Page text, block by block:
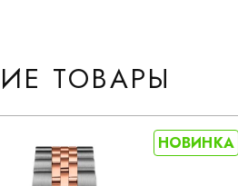
ТОВАРЫ
НОВИНКА